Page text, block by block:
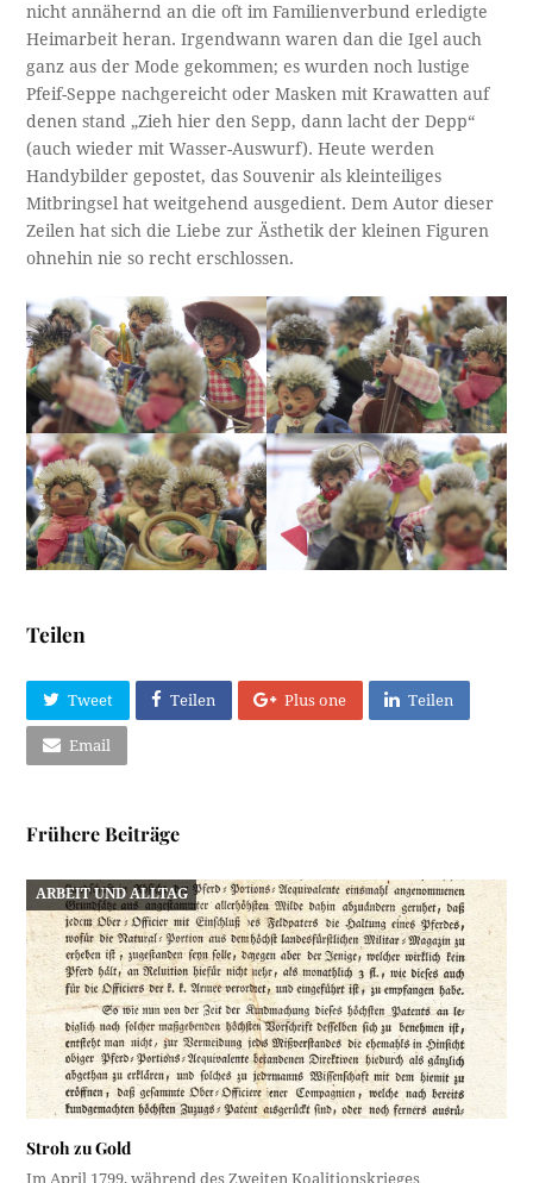
nicht annähernd an die oft im Familienverbund erledigte
Heimarbeit heran. Irgendwann waren dan die Igel auch
ganz aus der Mode gekommen; es wurden noch lustige
Pfeif-Seppe nachgereicht oder Masken mit Krawatten auf
denen stand „Zieh hier den Sepp, dann lacht der Depp“
(auch wieder mit Wasser-Auswurf). Heute werden
Handybilder gepostet, das Souvenir als kleinteiliges
Mitbringsel hat weitgehend ausgedient. Dem Autor dieser
Zeilen hat sich die Liebe zur Ästhetik der kleinen Figuren
ohnehin nie so recht erschlossen.
Teilen
Tweet Teilen Plus one Teilen
Email
Frühere Beiträge
ARBEIT UND ALLTAG
Stroh zu Gold
Im April 1799, während des Zweiten Koalitionskrieges